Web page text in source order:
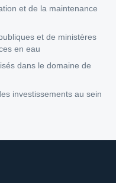
et de la maintenance
et de ministères
en eau
dans le domaine de
investissements au sein